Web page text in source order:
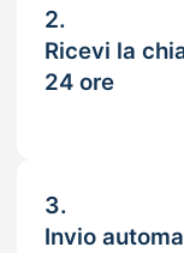
2.
Ricevi la
24 ore
3.
Invio